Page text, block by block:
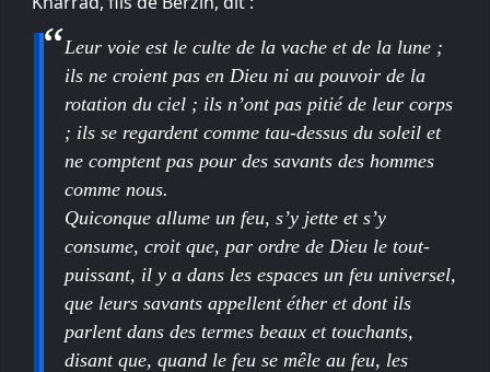
Leur voie est le culte de la vache et de la lune ;
ils ne croient pas en Dieu ni au pouvoir de la
rotation du ciel ; ils n’ont pas pitié de leur corps
; ils se regardent comme tau-dessus du soleil et
ne comptent pas pour des savants des hommes
comme nous.
Quiconque allume un feu, s’y jette et s’y
consume, croit que, par ordre de Dieu le tout-
puissant, il y a dans les espaces un feu universel,
que leurs savants appellent éther et dont ils
parlent dans des termes beaux et touchants,
disant que, quand le feu se mêle au feu, les